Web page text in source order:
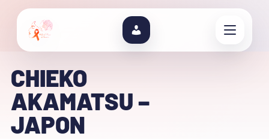
CHIEKO
AKAMATSU –
JAPON